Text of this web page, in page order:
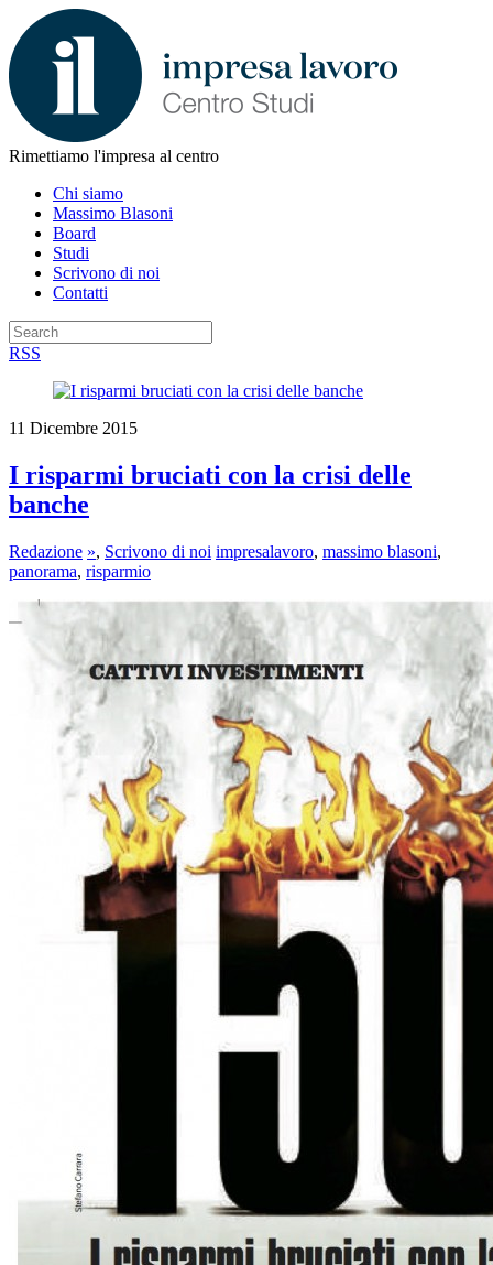
Rimettiamo l'impresa al centro
Chi siamo
Massimo Blasoni
Board
Studi
Scrivono di noi
Contatti
RSS
11 Dicembre 2015
I risparmi bruciati con la crisi delle
banche
Redazione », Scrivono di noi impresalavoro, massimo blasoni,
panorama, risparmio